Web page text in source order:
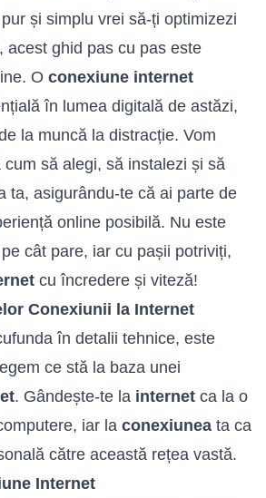
și simplu vrei să-ți optimizezi
acest ghid pas cu pas este
O conexiune internet
în lumea digitală de astăzi,
la muncă la distracție. Vom
să alegi, să instalezi și să
ta, asigurându-te că ai parte de
online posibilă. Nu este
cât pare, iar cu pașii potriviți,
cu încredere și viteză!
Conexiunii la Internet
în detalii tehnice, este
ce stă la baza unei
. Gândește-te la internet ca la o
iar la conexiunea ta ca
către această rețea vastă.
Internet